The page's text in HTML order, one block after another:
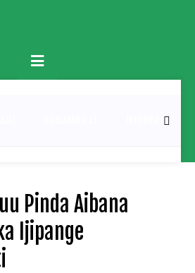
Primary
Menu
MICHEZO
Pinda Aibana
Ijipange